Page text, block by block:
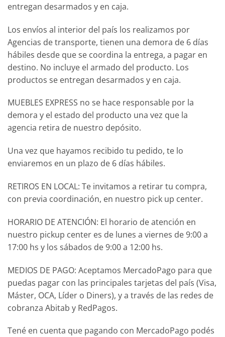
entregan desarmados y en caja.
Los envíos al interior del país los realizamos por
Agencias de transporte, tienen una demora de 6 días
hábiles desde que se coordina la entrega, a pagar en
destino. No incluye el armado del producto. Los
productos se entregan desarmados y en caja.
MUEBLES EXPRESS no se hace responsable por la
demora y el estado del producto una vez que la
agencia retira de nuestro depósito.
Una vez que hayamos recibido tu pedido, te lo
enviaremos en un plazo de 6 días hábiles.
RETIROS EN LOCAL: Te invitamos a retirar tu compra,
con previa coordinación, en nuestro pick up center.
HORARIO DE ATENCIÓN: El horario de atención en
nuestro pickup center es de lunes a viernes de 9:00 a
17:00 hs y los sábados de 9:00 a 12:00 hs.
MEDIOS DE PAGO: Aceptamos MercadoPago para que
puedas pagar con las principales tarjetas del país (Visa,
Máster, OCA, Líder o Diners), y a través de las redes de
cobranza Abitab y RedPagos.
Tené en cuenta que pagando con MercadoPago podés